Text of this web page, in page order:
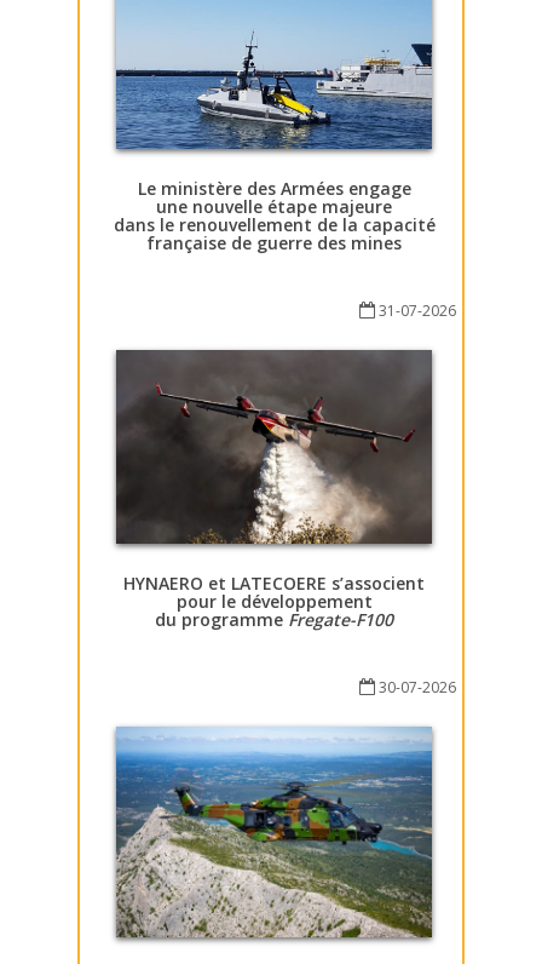
Le ministère des Armées engage
une nouvelle étape majeure
dans le renouvellement de la capacité
française de guerre des mines
31-07-2026
HYNAERO et LATECOERE s’associent
pour le développement
du programme Fregate-F100
30-07-2026